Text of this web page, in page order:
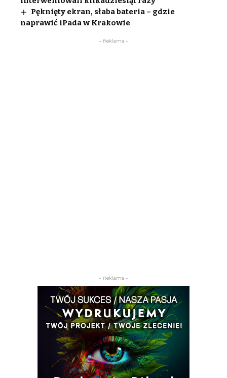
Pęknięty ekran, słaba bateria – gdzie
naprawić iPada w Krakowie
- Reklama -
- Reklama -